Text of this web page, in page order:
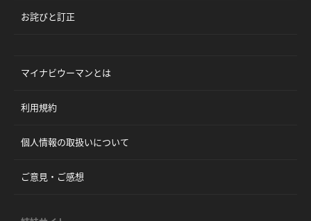
お詫びと訂正
マイナビウーマンとは
利用規約
個人情報の取扱いについて
ご意見・ご感想